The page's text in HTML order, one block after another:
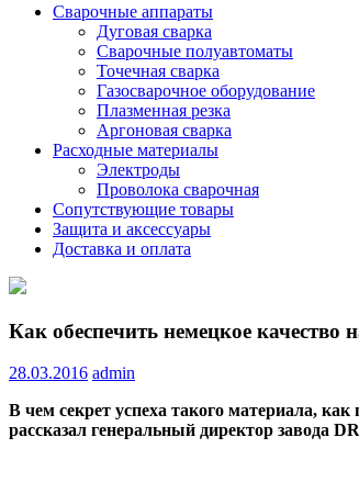
Сварочные аппараты
Дуговая сварка
Сварочные полуавтоматы
Точечная сварка
Газосварочное оборудование
Плазменная резка
Аргоновая сварка
Расходные материалы
Электроды
Проволока сварочная
Сопутствующие товары
Защита и аксессуары
Доставка и оплата
Как обеспечить немецкое качество
28.03.2016 admin
В чем секрет успеха такого материала,
рассказал генеральный директор завода